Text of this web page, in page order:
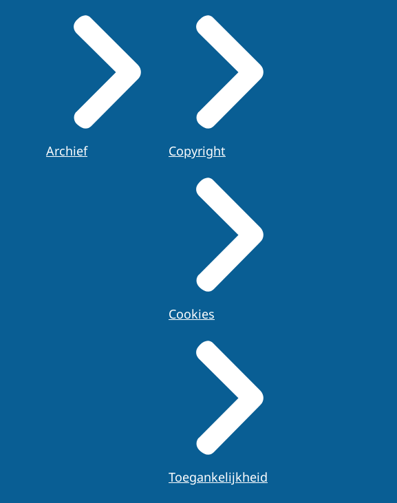
Archief Copyright
Cookies
Toegankelijkheid